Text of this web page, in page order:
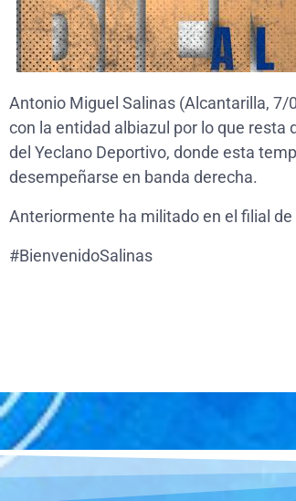
Antonio Miguel Salinas (Alcantarilla,
con la entidad albiazul por lo que resta
del Yeclano Deportivo, donde esta
desempeñarse en banda derecha.
Anteriormente ha militado en el filial
#BienvenidoSalinas